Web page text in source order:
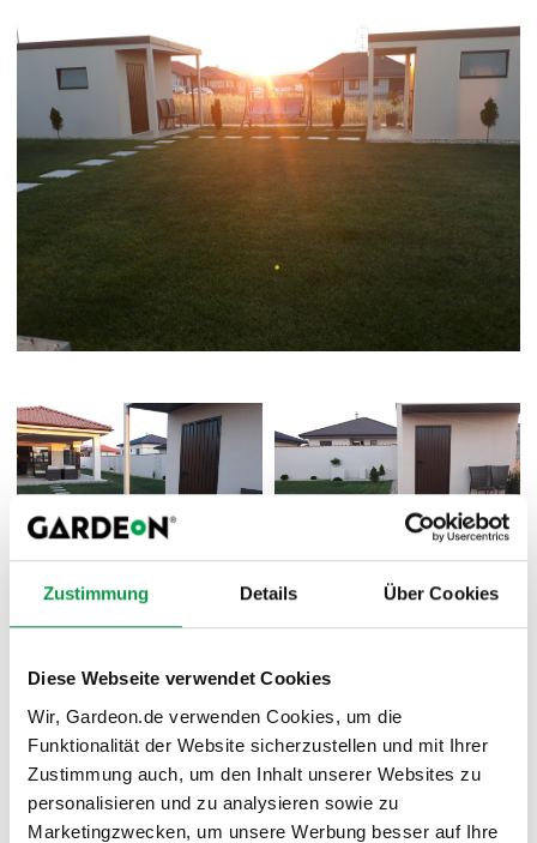
Zustimmung Details Über Cookies
Diese Webseite verwendet Cookies
Wir, Gardeon.de verwenden Cookies, um die
Funktionalität der Website sicherzustellen und mit Ihrer
Zustimmung auch, um den Inhalt unserer Websites zu
personalisieren und zu analysieren sowie zu
Marketingzwecken, um unsere Werbung besser auf Ihre
Das Interieur bleibt auch gänzlich Ihren Wünschen
dem Häuschen zu behalten können Sie z.B. die
praktischen Aufhängungssystemenutzen. Bauen Sie in
Ihr Häuschen auch gerne ein paar Schränke ein.